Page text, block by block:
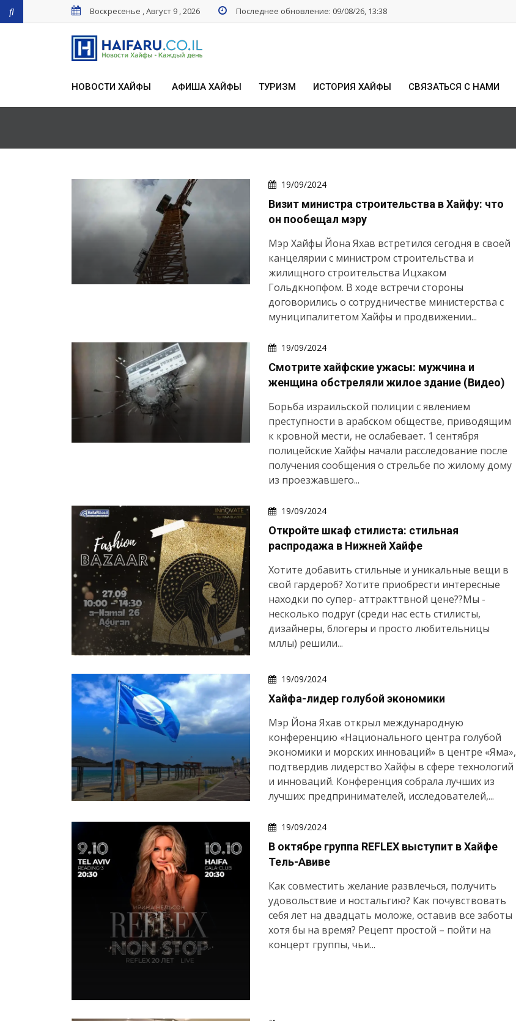
Воскресенье , Август 9 , 2026 Последнее обновление: 09/08/26, 13:38
НОВОСТИ ХАЙФЫ АФИША ХАЙФЫ ТУРИЗМ ИСТОРИЯ ХАЙФЫ СВЯЗАТЬСЯ С НАМИ
19/09/2024
Визит министра строительства в Хайфу: что
он пообещал мэру
Мэр Хайфы Йона Яхав встретился сегодня в своей
канцелярии с министром строительства и
жилищного строительства Ицхаком
Гольдкнопфом. В ходе встречи стороны
договорились о сотрудничестве министерства с
муниципалитетом Хайфы и продвижении...
19/09/2024
Смотрите хайфские ужасы: мужчина и
женщина обстреляли жилое здание (Видео)
Борьба израильской полиции с явлением
преступности в арабском обществе, приводящим
к кровной мести, не ослабевает. 1 сентября
полицейские Хайфы начали расследование после
получения сообщения о стрельбе по жилому дому
из проезжавшего...
19/09/2024
Откройте шкаф стилиста: стильная
распродажа в Нижней Хайфе
Хотите добавить стильные и уникальные вещи в
свой гардероб? Хотите приобрести интересные
находки по супер- аттракттвной цене??Мы -
несколько подруг (среди нас есть стилисты,
дизайнеры, блогеры и просто любительницы
мллы) решили...
19/09/2024
Хайфа-лидер голубой экономики
Мэр Йона Яхав открыл международную
конференцию «Национального центра голубой
экономики и морских инноваций» в центре «Яма»,
подтвердив лидерство Хайфы в сфере технологий
и инноваций. Конференция собрала лучших из
лучших: предпринимателей, исследователей,...
19/09/2024
В октябре группа REFLEX выступит в Хайфе
Тель-Авиве
Как совместить желание развлечься, получить
удовольствие и ностальгию? Как почувствовать
себя лет на двадцать моложе, оставив все заботы
хотя бы на время? Рецепт простой – пойти на
концерт группы, чьи...